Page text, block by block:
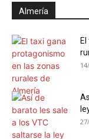
Almería